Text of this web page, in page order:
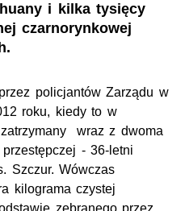
i kilka tysięcy
czarnorynkowej
policjantów Zarządu w
roku, kiedy to w
zatrzymany wraz z dwoma
- 36-letni
Szczur. Wówczas
kilograma czystej